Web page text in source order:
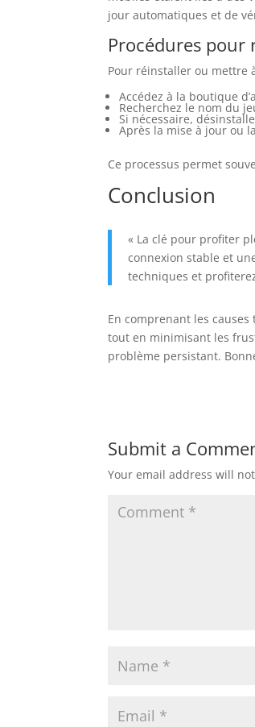
jour automatiques et de
Procédures pour
Pour réinstaller ou mettre
Accédez à la boutique
Recherchez le nom du
Si nécessaire,
Après la mise à jour ou
Ce processus permet
Conclusion
« La clé pour profiter
connexion stable et
techniques et
En comprenant les
tout en minimisant les
problème persistant.
Submit a
Your email address will